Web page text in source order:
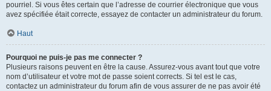
pourriel. Si vous êtes certain que l’adresse de courrier électronique que vous
avez spécifiée était correcte, essayez de contacter un administrateur du forum.
Haut
Pourquoi ne puis-je pas me connecter ?
Plusieurs raisons peuvent en être la cause. Assurez-vous avant tout que votre
nom d’utilisateur et votre mot de passe soient corrects. Si tel est le cas,
contactez un administrateur du forum afin de vous assurer de ne pas avoir été